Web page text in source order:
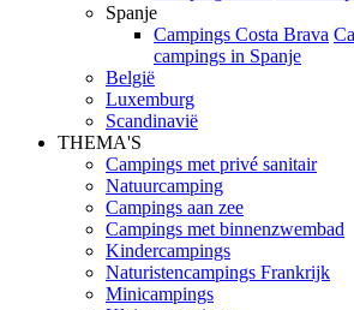
Spanje
Campings Costa Brava
campings in Spanje
België
Luxemburg
Scandinavië
THEMA'S
Campings met privé sanitair
Natuurcamping
Campings aan zee
Campings met binnenzwembad
Kindercampings
Naturistencampings Frankrijk
Minicampings